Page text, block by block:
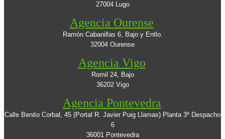
27004 Lugo
Agencia Ourense
Ramón Cabanillas 6, Bajo y Entlo.
32004 Ourense
Agencia Vigo
Romil 24, Bajo
36202 Vigo
Agencia Pontevedra
Calle Benito Corbal, 45 (Portal R. Javier Puig Llamas) Planta 3ª Despacho
6
36001 Pontevedra